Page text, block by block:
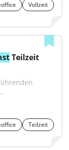
Vollzeit
Teilzeit
Teilzeit